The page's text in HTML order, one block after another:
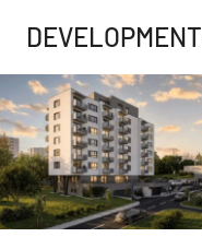
DEVELOPMENT